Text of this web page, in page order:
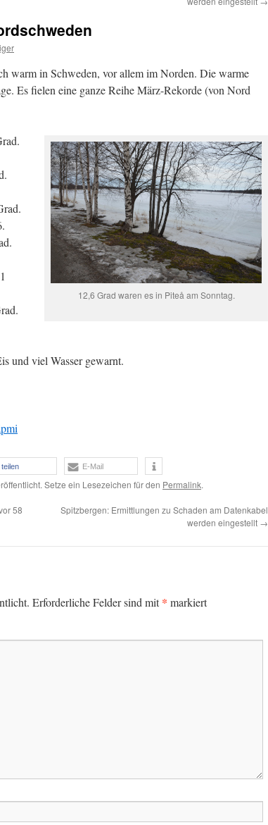
warm in Schweden, vor allem im Norden. Die warme
Es fielen eine ganze Reihe März-Rekorde (von Nord
12,6 Grad waren es in Piteå am Sonntag.
und viel Wasser gewarnt.
teilen E-Mail
Setze ein Lesezeichen für den Permalink.
58
Spitzbergen: Ermittlungen zu Schaden am Datenkabel
werden eingestellt →
Erforderliche Felder sind mit* markiert